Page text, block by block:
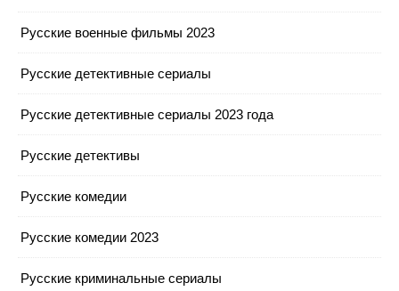
Русские военные фильмы 2023
Русские детективные сериалы
Русские детективные сериалы 2023 года
Русские детективы
Русские комедии
Русские комедии 2023
Русские криминальные сериалы